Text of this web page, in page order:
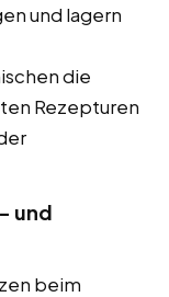
und lagern
die
Rezepturen
und
beim